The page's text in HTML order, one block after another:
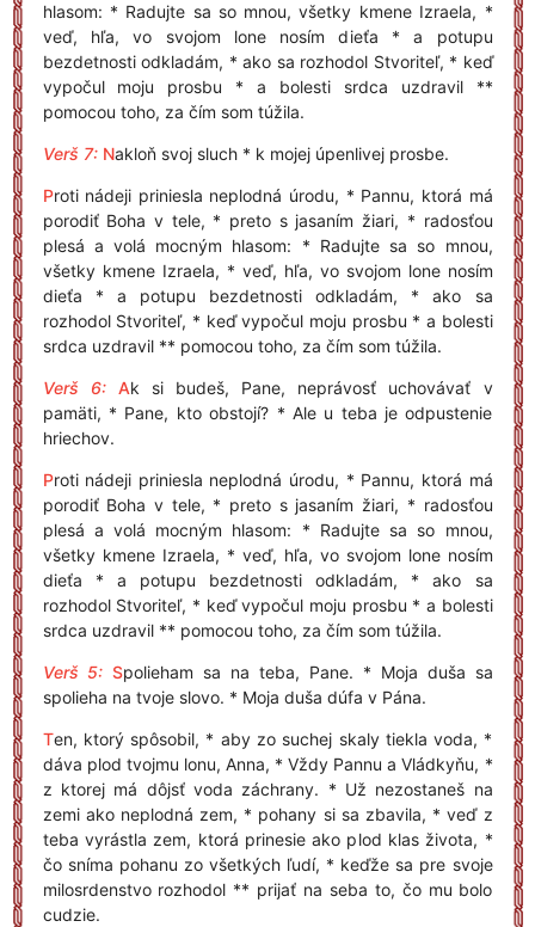
hlasom: * Radujte sa so mnou, všetky kmene Izraela, *
veď, hľa, vo svojom lone nosím dieťa * a potupu
bezdetnosti odkladám, * ako sa rozhodol Stvoriteľ, * keď
vypočul moju prosbu * a bolesti srdca uzdravil **
pomocou toho, za čím som túžila.
Verš 7: Nakloň svoj sluch * k mojej úpenlivej prosbe.
Proti nádeji priniesla neplodná úrodu, * Pannu, ktorá má
porodiť Boha v tele, * preto s jasaním žiari, * radosťou
plesá a volá mocným hlasom: * Radujte sa so mnou,
všetky kmene Izraela, * veď, hľa, vo svojom lone nosím
dieťa * a potupu bezdetnosti odkladám, * ako sa
rozhodol Stvoriteľ, * keď vypočul moju prosbu * a bolesti
srdca uzdravil ** pomocou toho, za čím som túžila.
Verš 6: Ak si budeš, Pane, neprávosť uchovávať v
pamäti, * Pane, kto obstojí? * Ale u teba je odpustenie
hriechov.
Proti nádeji priniesla neplodná úrodu, * Pannu, ktorá má
porodiť Boha v tele, * preto s jasaním žiari, * radosťou
plesá a volá mocným hlasom: * Radujte sa so mnou,
všetky kmene Izraela, * veď, hľa, vo svojom lone nosím
dieťa * a potupu bezdetnosti odkladám, * ako sa
rozhodol Stvoriteľ, * keď vypočul moju prosbu * a bolesti
srdca uzdravil ** pomocou toho, za čím som túžila.
Verš 5: Spolieham sa na teba, Pane. * Moja duša sa
spolieha na tvoje slovo. * Moja duša dúfa v Pána.
Ten, ktorý spôsobil, * aby zo suchej skaly tiekla voda, *
dáva plod tvojmu lonu, Anna, * Vždy Pannu a Vládkyňu, *
z ktorej má dôjsť voda záchrany. * Už nezostaneš na
zemi ako neplodná zem, * pohany si sa zbavila, * veď z
teba vyrástla zem, ktorá prinesie ako plod klas života, *
čo sníma pohanu zo všetkých ľudí, * keďže sa pre svoje
milosrdenstvo rozhodol ** prijať na seba to, čo mu bolo
cudzie.